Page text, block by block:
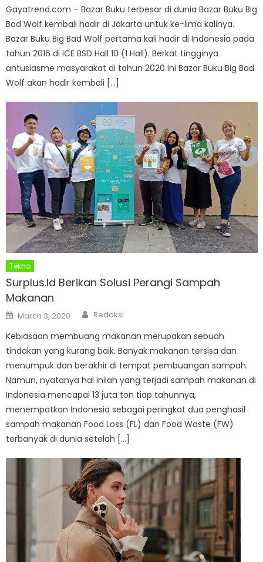
Gayatrend.com – Bazar Buku terbesar di dunia Bazar Buku Big
Bad Wolf kembali hadir di Jakarta untuk ke-lima kalinya.
Bazar Buku Big Bad Wolf pertama kali hadir di Indonesia pada
tahun 2016 di ICE BSD Hall 10 (1 Hall). Berkat tingginya
antusiasme masyarakat di tahun 2020 ini Bazar Buku Big Bad
Wolf akan hadir kembali […]
Tekno
Surplus.Id Berikan Solusi Perangi Sampah
Makanan
Posted
on
March 3, 2020 Author
Redaksi
Kebiasaan membuang makanan merupakan sebuah
tindakan yang kurang baik. Banyak makanan tersisa dan
menumpuk dan berakhir di tempat pembuangan sampah.
Namun, nyatanya hal inilah yang terjadi sampah makanan di
Indonesia mencapai 13 juta ton tiap tahunnya,
menempatkan Indonesia sebagai peringkat dua penghasil
sampah makanan Food Loss (FL) dan Food Waste (FW)
terbanyak di dunia setelah […]